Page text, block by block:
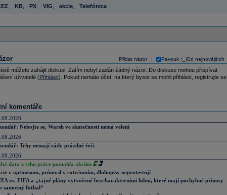
KB, PX, VIG akcie, Telefónica
Přidat názor Pavouk Od nejnovějších
můžete zahájit diskusi. Zatím nebyl zadán žádný názor. Do diskuse mohou přispívat
uživatelé (Přihlásit). Pokud nemáte účet, na který byste se mohli přihlásit, registrujte se
komentáře
Nebojte se, Warsh ve skutečnosti nemá velení
Trhy nemají rády prázdné řeči
data z trhu práce pomohla akciím
v optimismu, průmysl v extrémním, dluhopisy neprotestují
vs. FIFA a „tajné plány vytvořené bezcharakterními lidmi, které mají pochybné přínosy
samotný fotbal“